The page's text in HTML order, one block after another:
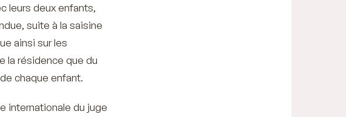
leurs deux enfants,
suite à la saisine
ainsi sur les
la résidence que du
chaque enfant.
internationale du juge